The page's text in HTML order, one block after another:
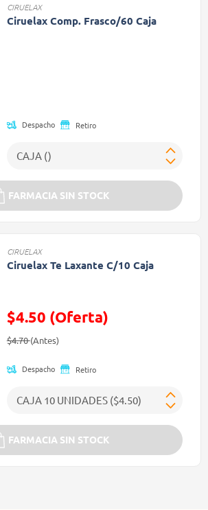
CIRUELAX
Ciruelax Comp. Frasco/60 Caja
Despacho Retiro
FARMACIA SIN STOCK
CIRUELAX
Ciruelax Te Laxante C/10 Caja
$4.50 (Oferta)
Precio reducido de
$4.70(Antes)(Oferta)
Despacho Retiro
FARMACIA SIN STOCK